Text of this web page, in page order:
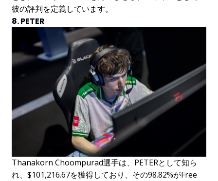
彼の評判を定義しています。
8. PETER
Thanakorn Choompurad選手は、PETERとして知ら
れ、$101,216.67を獲得しており、その98.82%がFree